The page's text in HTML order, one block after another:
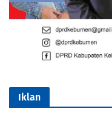
Iklan